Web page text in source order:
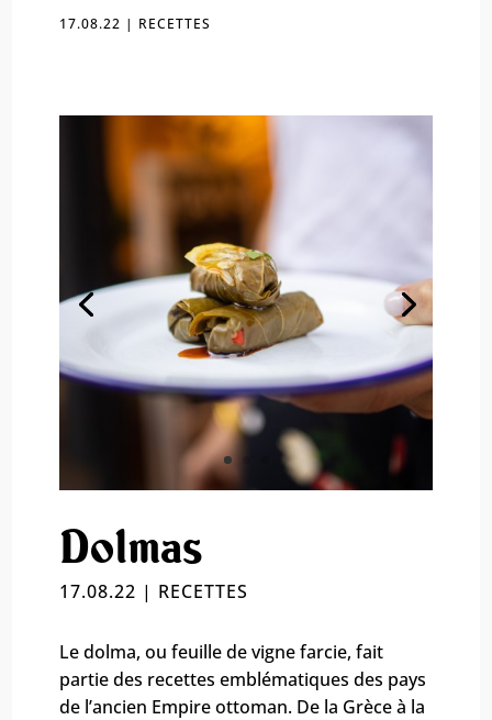
17.08.22 | RECETTES
Dolmas
17.08.22 | RECETTES
Le dolma, ou feuille de vigne farcie, fait
partie des recettes emblématiques des pays
de l’ancien Empire ottoman. De la Grèce à la